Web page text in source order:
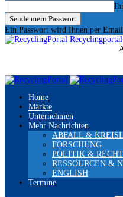
Ein Passwort wird Ihnen per
Recyclingportal
Home
Märkte
Unternehmen
Mehr Nachrichten
ABFALL &
FORSCHUNG
POLITIK & RECHT
RESSOURCEN &
ENGLISH
Termine